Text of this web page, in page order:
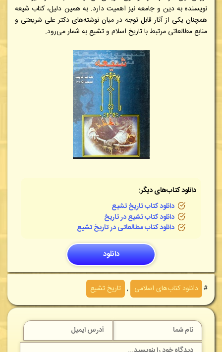
نویسنده به دین و جامعه نیز اهمیت دارد. به همین دلیل، کتاب شیعه
همچنان یکی از آثار قابل توجه در میان نوشته‌های دکتر علی شریعتی و
منابع مطالعاتی مرتبط با تاریخ اسلام و تشیع به شمار می‌رود.
دانلود کتاب‌های دیگر:
دانلود کتاب تاریخ تشیع
دانلود کتاب تشیع در تاریخ
دانلود کتاب مطالعاتی در تاریخ تشیع
دانلود
＃ دانلود کتاب‌های اسلامی , تاریخ تشیع